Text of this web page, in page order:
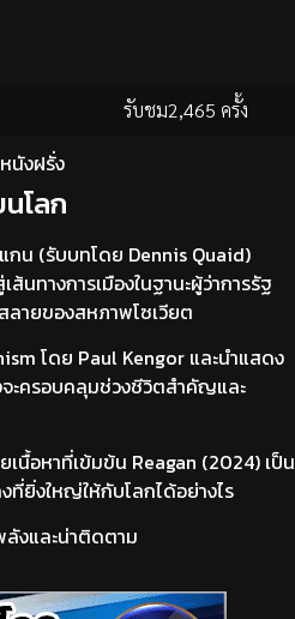
รับชม2,465 ครั้ง
หนังฝรั่ง
โลก
กน (รับบทโดย Dennis Quaid)
นทางการเมืองในฐานะผู้ว่าการรัฐ
ายของสหภาพโซเวียต
โดย Paul Kengor และนำแสดง
จะครอบคลุมช่วงชีวิตสำคัญและ
นื้อหาที่เข้มข้น Reagan (2024) เป็น
ยิ่งใหญ่ให้กับโลกได้อย่างไร
ลังและน่าติดตาม